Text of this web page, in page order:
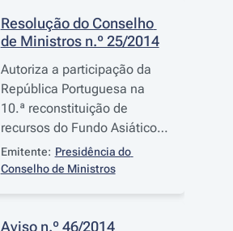
Resolução do Conselho
de Ministros n.º 25/2014
Autoriza a participação da
República Portuguesa na
10.ª reconstituição de
recursos do Fundo Asiático
de Desenvolvimento
Emitente: Presidência do
Conselho de Ministros
Aviso n.º 46/2014